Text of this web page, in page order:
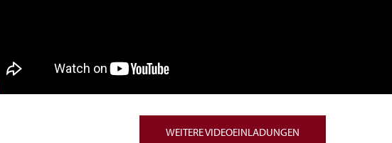
WEITERE VIDEOEINLADUNGEN